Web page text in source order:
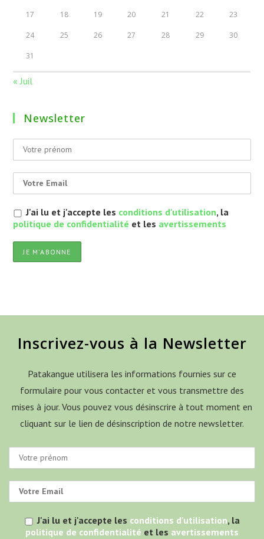
17 18 19 20 21 22 23
24 25 26 27 28 29 30
31
« Juil
Newsletter
J'ai lu et j'accepte les conditions d'utilisation, la
politique de confidentialité et les avertissements
Inscrivez-vous à la Newsletter
Patakangue utilisera les informations fournies sur ce
formulaire pour vous contacter et vous transmettre des
mises à jour. Vous pouvez vous désinscrire à tout moment en
cliquant sur le lien de désinscription de notre newsletter.
J'ai lu et j'accepte les conditions d'utilisation, la
politique de confidentialité et les avertissements